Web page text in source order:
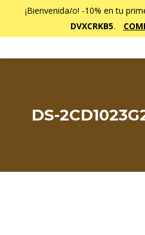
¡Bienvenida/o! -10% en tu
DVXCRKB5.
DS-